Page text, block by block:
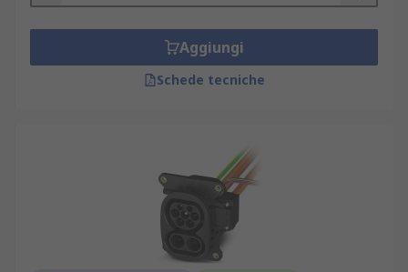
Aggiungi
Schede tecniche